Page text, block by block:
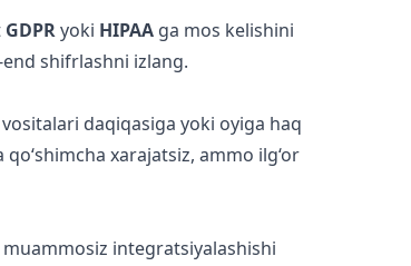
GDPRyoki HIPAAga mos kelishini
shifrlashni izlang.
daqiqasiga yoki oyiga haq
xarajatsiz, ammo ilg‘or
integratsiyalashishi